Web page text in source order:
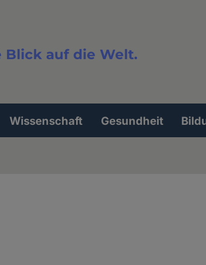
Blick auf die Welt.
Wissenschaft Gesundheit